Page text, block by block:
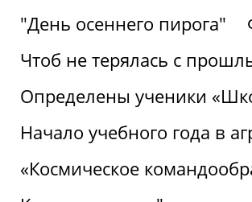
"День осеннего пирога"
Чтоб не терялась с
Определены ученики
Начало учебного года в
«Космическое